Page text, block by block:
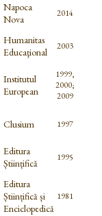
Napoca
Nova
2014
Humanitas
Educaţional
2003
Institutul
European
1999,
2000;
2009
Clusium 1997
Editura
Științifică
1995
Editura
Științifică și
Enciclopedică
1981